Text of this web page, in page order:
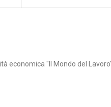
economica "Il Mondo del